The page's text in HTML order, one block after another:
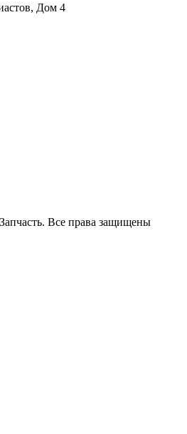
Дом 4
Все права защищены